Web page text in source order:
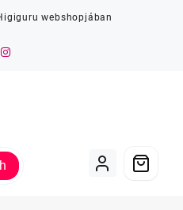
webshopjában